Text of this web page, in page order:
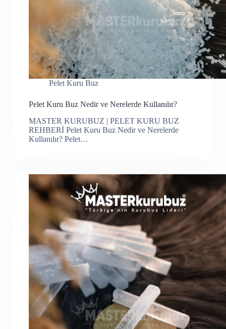
Pelet Kuru Buz
Pelet Kuru Buz Nedir ve Nerelerde Kullanılır?
MASTER KURUBUZ | PELET KURU BUZ
REHBERİ Pelet Kuru Buz Nedir ve Nerelerde
Kullanılır? Pelet…